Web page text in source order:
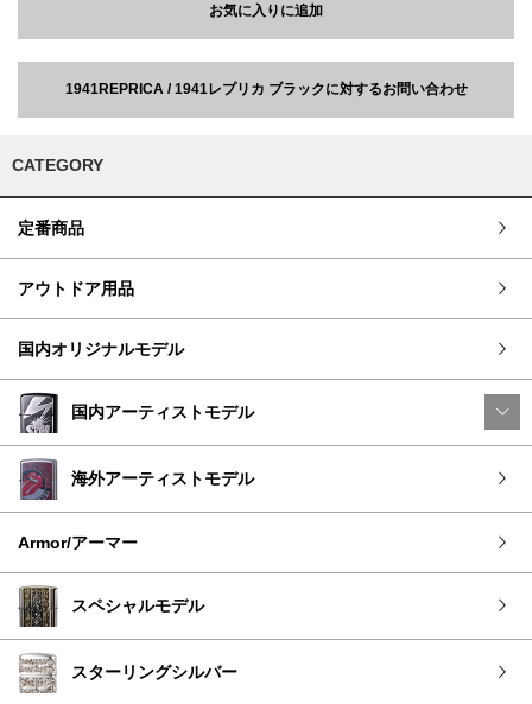
お気に入りに追加
1941REPRICA / 1941レプリカ ブラックに対するお問い合わせ
CATEGORY
定番商品
アウトドア用品
国内オリジナルモデル
国内アーティストモデル
海外アーティストモデル
Armor/アーマー
スペシャルモデル
スターリングシルバー